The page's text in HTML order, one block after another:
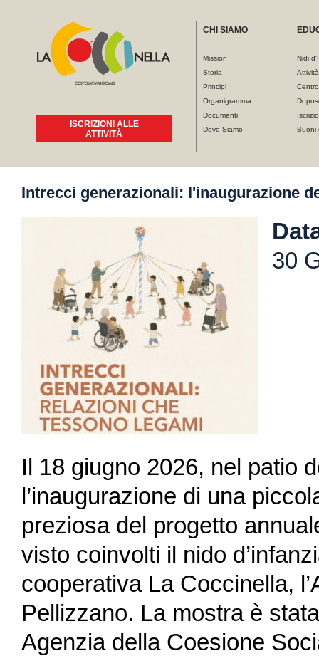
ISCRIZIONI ALLE
ATTIVITÀ
CHI SIAMO
Mission
Storia
Principi
Organigramma
Documenti
Dove Siamo
Nidi
Buoni
Tu sei qui
Intrecci generazionali: l'inaugurazione
30
Il 18 giugno 2026, nel patio
l’inaugurazione di una
preziosa del progetto
visto coinvolti il nido
cooperativa La Coccinella,
Pellizzano. La mostra è
Agenzia della Coesione